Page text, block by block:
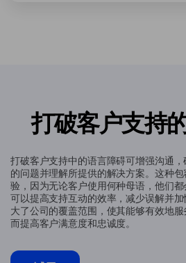
打破客户支持
打破客户支持中的语言障碍可增强沟通
的问题并理解所提供的解决方案。这种
验，因为无论客户使用何种母语，他们
可以提高支持互动的效率，减少误解并
大了公司的覆盖范围，使其能够有效地
而提高客户满意度和忠诚度。